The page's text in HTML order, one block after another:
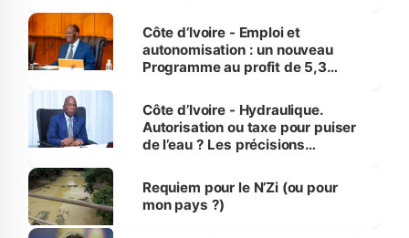
et Yamoussoukro
Côte d’Ivoire - Emploi et
autonomisation : un nouveau
Programme au profit de 5,3
Côte d’Ivoire - Hydraulique.
Autorisation ou taxe pour puiser
de l’eau ? Les précisions
Requiem pour le N’Zi (ou pour
mon pays ?)